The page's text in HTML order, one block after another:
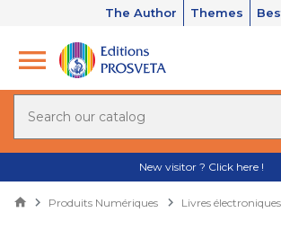
The Author Themes
New visitor ? Click here !
Produits Numériques Livres électroniques